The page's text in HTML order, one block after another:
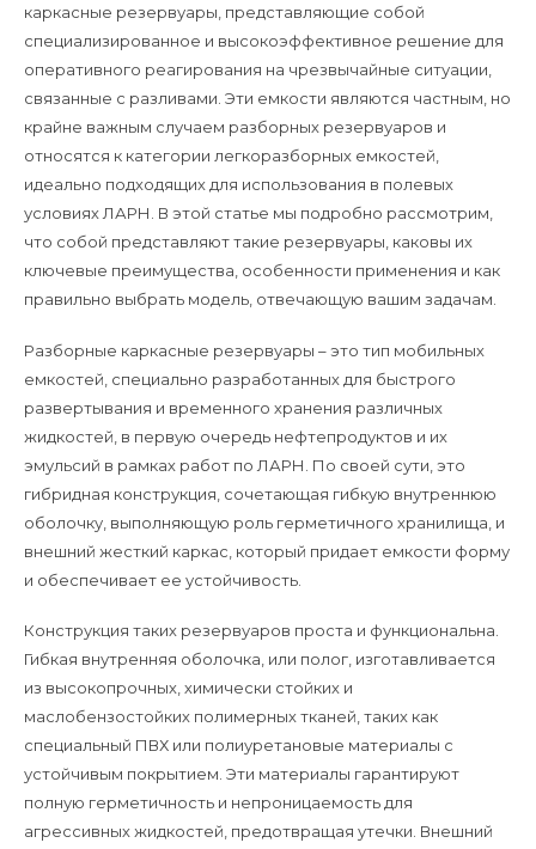
каркасные резервуары, представляющие собой
специализированное и высокоэффективное решение для
оперативного реагирования на чрезвычайные ситуации,
связанные с разливами. Эти емкости являются частным, но
крайне важным случаем разборных резервуаров и
относятся к категории легкоразборных емкостей,
идеально подходящих для использования в полевых
условиях ЛАРН. В этой статье мы подробно рассмотрим,
что собой представляют такие резервуары, каковы их
ключевые преимущества, особенности применения и как
правильно выбрать модель, отвечающую вашим задачам.
Разборные каркасные резервуары – это тип мобильных
емкостей, специально разработанных для быстрого
развертывания и временного хранения различных
жидкостей, в первую очередь нефтепродуктов и их
эмульсий в рамках работ по ЛАРН. По своей сути, это
гибридная конструкция, сочетающая гибкую внутреннюю
оболочку, выполняющую роль герметичного хранилища, и
внешний жесткий каркас, который придает емкости форму
и обеспечивает ее устойчивость.
Конструкция таких резервуаров проста и функциональна.
Гибкая внутренняя оболочка, или полог, изготавливается
из высокопрочных, химически стойких и
маслобензостойких полимерных тканей, таких как
специальный ПВХ или полиуретановые материалы с
устойчивым покрытием. Эти материалы гарантируют
полную герметичность и непроницаемость для
агрессивных жидкостей, предотвращая утечки. Внешний